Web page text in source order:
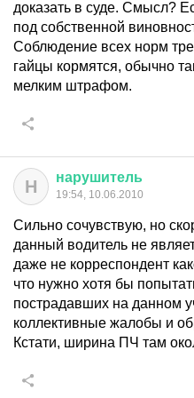
доказать в суде. Смысл?
под собственной
Соблюдение всех норм
гайцы кормятся, обычно
мелким штрафом.
Н нарушитель
19:54, 10.06.2010
Сильно сочувствую, но
данный водитель не
даже не корреспондент
что нужно хотя бы
пострадавших на данном
коллективные жалобы и
Кстати, ширина ПЧ там